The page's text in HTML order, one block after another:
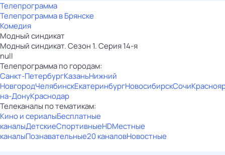
Телепрограмма
Телепрограмма в Брянске
Комедия
Модный синдикат
Модный синдикат. Сезон 1. Серия 14-я
null
Телепрограмма по городам:
Санкт-ПетербургКазаньНижний
НовгородЧелябинскЕкатеринбургНовосибирскСочи
на-ДонуКраснодар
Телеканалы по тематикам:
Кино и сериалыБесплатные
каналыДетскиеСпортивныеHDМестные
каналыПознавательные20 каналовНовостные